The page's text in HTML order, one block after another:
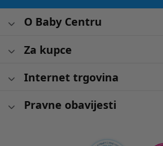
O Baby Centru
Za kupce
Internet trgovina
Pravne obavijesti